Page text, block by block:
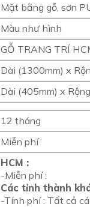
Mặt bằng gỗ, sơn
Màu như hình
GỖ TRANG TRÍ
Dài (1300mm) x
Dài (405mm) x
12 tháng
Miễn phí
HCM :
-Miễn phí :
Các tỉnh thành
-Tính phí : Tất cả